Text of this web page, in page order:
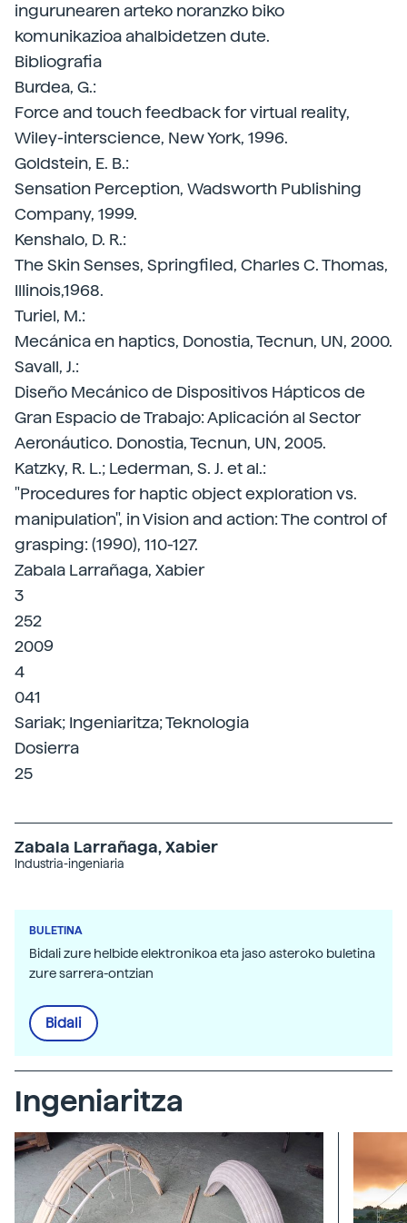
ingurunearen arteko noranzko biko
komunikazioa ahalbidetzen dute.
Bibliografia
Burdea, G.:
Force and touch feedback for virtual reality,
Wiley-interscience, New York, 1996.
Goldstein, E. B.:
Sensation Perception, Wadsworth Publishing
Company, 1999.
Kenshalo, D. R.:
The Skin Senses, Springfiled, Charles C. Thomas,
Illinois,1968.
Turiel, M.:
Mecánica en haptics, Donostia, Tecnun, UN, 2000.
Savall, J.:
Diseño Mecánico de Dispositivos Hápticos de
Gran Espacio de Trabajo: Aplicación al Sector
Aeronáutico. Donostia, Tecnun, UN, 2005.
Katzky, R. L.; Lederman, S. J. et al.:
"Procedures for haptic object exploration vs.
manipulation", in Vision and action: The control of
grasping: (1990), 110-127.
Zabala Larrañaga, Xabier
3
252
2009
4
041
Sariak; Ingeniaritza; Teknologia
Dosierra
25
Zabala Larrañaga, Xabier
Industria-ingeniaria
BULETINA
Bidali zure helbide elektronikoa eta jaso asteroko buletina
zure sarrera-ontzian
Bidali
Ingeniaritza